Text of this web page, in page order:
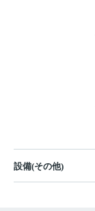
設備(その他)